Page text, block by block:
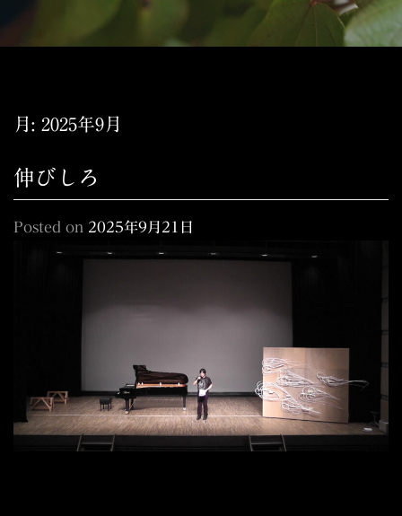
月: 2025年9月
伸びしろ
Posted on 2025年9月21日